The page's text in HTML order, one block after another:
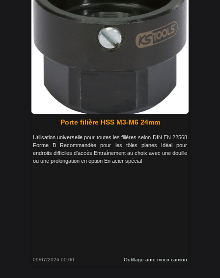
Porte filière HSS M3-M6 24mm
Utilisation universelle pour toutes les filières selon DIN EN 22568
Forme B Recommandée pour les tôles planes Idéal pour
endroits difficiles d'accès Entraînement au choix avec une douille
ou une prolongation en option En acier spécial
09/07/2026 00:00 Outillage auto moco camion